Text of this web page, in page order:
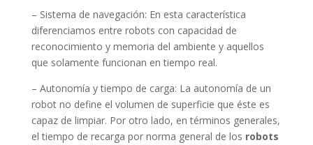
– Sistema de navegación: En esta característica
diferenciamos entre robots con capacidad de
reconocimiento y memoria del ambiente y aquellos
que solamente funcionan en tiempo real.
– Autonomía y tiempo de carga: La autonomía de un
robot no define el volumen de superficie que éste es
capaz de limpiar. Por otro lado, en términos generales,
el tiempo de recarga por norma general de los robots